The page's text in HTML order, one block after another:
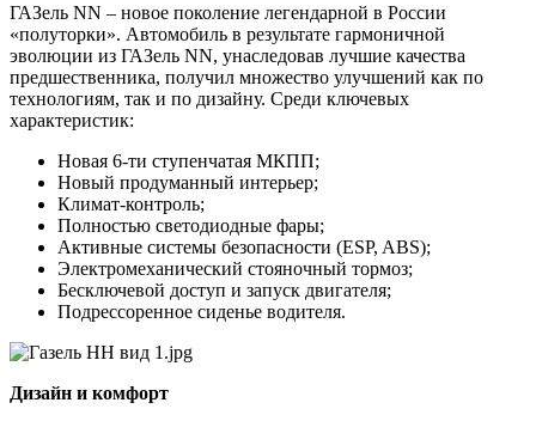
ГАЗель NN – новое поколение легендарной в России
«полуторки». Автомобиль в результате гармоничной
эволюции из ГАЗель NN, унаследовав лучшие качества
предшественника, получил множество улучшений как по
технологиям, так и по дизайну. Среди ключевых
характеристик:
Новая 6-ти ступенчатая МКПП;
Новый продуманный интерьер;
Климат-контроль;
Полностью светодиодные фары;
Активные системы безопасности (ESP, ABS);
Электромеханический стояночный тормоз;
Бесключевой доступ и запуск двигателя;
Подрессоренное сиденье водителя.
Дизайн и комфорт